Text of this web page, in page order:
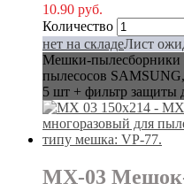
10.90 руб.
Количество
нет на складеЛист
Мешки-пылесборники
пылесосов
5 шт + фильтр защиты
MX-03